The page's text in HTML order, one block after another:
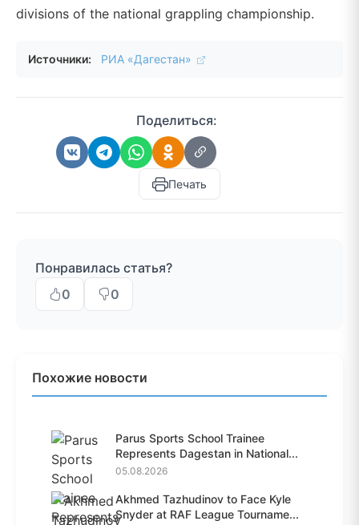
divisions of the national grappling championship.
Источники: РИА «Дагестан»
Поделиться:
Печать
Понравилась статья?
0
0
Похожие новости
Parus Sports School Trainee
Represents Dagestan in National...
05.08.2026
Akhmed Tazhudinov to Face Kyle
Snyder at RAF League Tourname...